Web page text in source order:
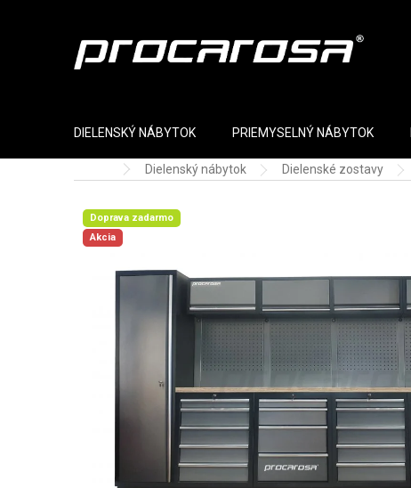
DIELENSKÝ NÁBYTOK PRIEMYSELNÝ NÁBYTOK
Domov Dielenský nábytok Dielenské zostavy
Doprava zadarmo
Akcia